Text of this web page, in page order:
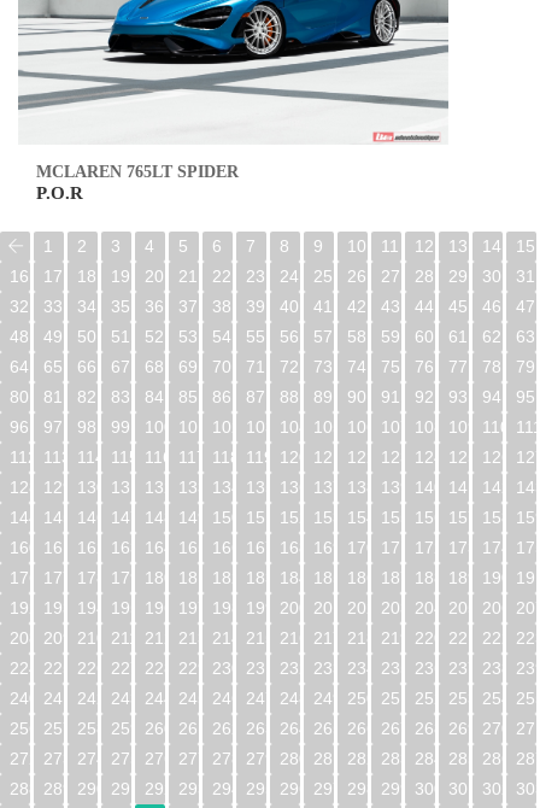
MCLAREN 765LT SPIDER
P.O.R
1 2 3 4 5 6 7 8 9 10 11 12 13 14
15
16
17 18 19 20 21 22 23 24 25 26 27 28 29 30
31
32
33 34 35 36 37 38 39 40 41 42 43 44 45 46
47
48
49 50 51 52 53 54 55 56 57 58 59 60 61 62
63
64
65 66 67 68 69 70 71 72 73 74 75 76 77 78
79
80
81 82 83 84 85 86 87 88 89 90 91 92 93 94
95
96
97 98 99 100 101 102 103 104 105 106 107 108 109 110
112
113 114 115 116 117 118 119 120 121 122 123 124 125 126
128
129 130 131 132 133 134 135 136 137 138 139 140 141 142
144
145 146 147 148 149 150 151 152 153 154 155 156 157 158
160
161 162 163 164 165 166 167 168 169 170 171 172 173 174
176
177 178 179 180 181 182 183 184 185 186 187 188 189 190
192
193 194 195 196 197 198 199 200 201 202 203 204 205 206
208
209 210 211 212 213 214 215 216 217 218 219 220 221 222
224
225 226 227 228 229 230 231 232 233 234 235 236 237 238
240
241 242 243 244 245 246 247 248 249 250 251 252 253 254
256
257 258 259 260 261 262 263 264 265 266 267 268 269 270
272
273 274 275 276 277 278 279 280 281 282 283 284 285 286
288
289 290 291 292 293 294 295 296 297 298 299 300 301 302